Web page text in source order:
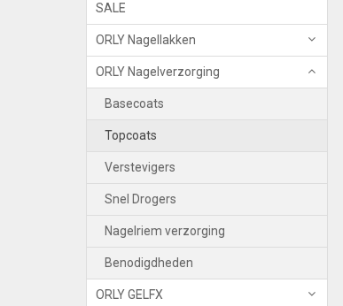
SALE
ORLY Nagellakken
ORLY Nagelverzorging
Basecoats
Topcoats
Verstevigers
Snel Drogers
Nagelriem verzorging
Benodigdheden
ORLY GELFX